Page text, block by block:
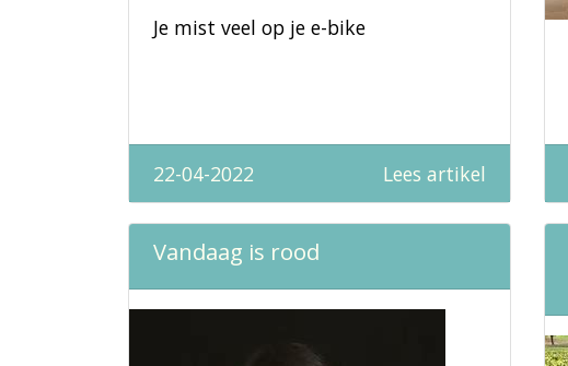
Je mist veel op je e-bike
22-04-2022 Lees artikel
Vandaag is rood